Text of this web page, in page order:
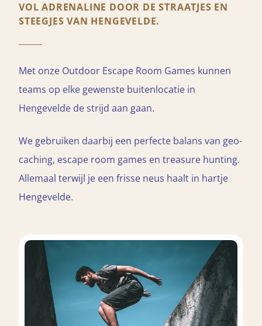
VOL ADRENALINE DOOR DE STRAATJES EN
STEEGJES VAN HENGEVELDE.
Met onze Outdoor Escape Room Games kunnen
teams op elke gewenste buitenlocatie in
Hengevelde de strijd aan gaan.
We gebruiken daarbij een perfecte balans van geo-
caching, escape room games en treasure hunting.
Allemaal terwijl je een frisse neus haalt in hartje
Hengevelde.